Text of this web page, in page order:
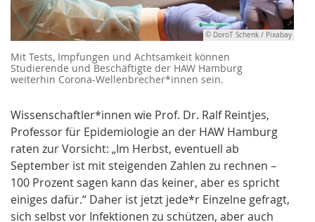
© DoroT Schenk / Pixabay
Mit Tests, Impfungen und Achtsamkeit können
Studierende und Beschäftigte der HAW Hamburg
weiterhin Corona-Wellenbrecher*innen sein.
Wissenschaftler*innen wie Prof. Dr. Ralf Reintjes,
Professor für Epidemiologie an der HAW Hamburg
raten zur Vorsicht: „Im Herbst, eventuell ab
September ist mit steigenden Zahlen zu rechnen –
100 Prozent sagen kann das keiner, aber es spricht
einiges dafür.“ Daher ist jetzt jede*r Einzelne gefragt,
sich selbst vor Infektionen zu schützen, aber auch